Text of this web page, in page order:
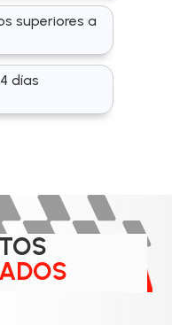
superiores a
días